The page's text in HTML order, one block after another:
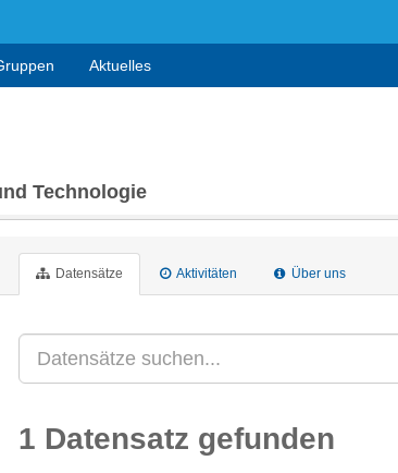
Aktuelles
Technologie
Datensätze Aktivitäten Über uns
1 Datensatz gefunden